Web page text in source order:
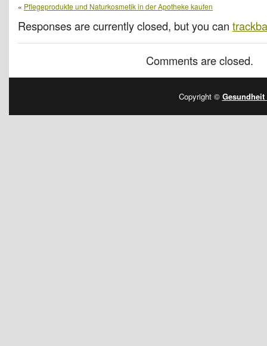
« Pflegeprodukte und Naturkosmetik in der Apotheke kaufen
Responses are currently closed, but you can
Comments are closed.
Copyright © Gesundheit